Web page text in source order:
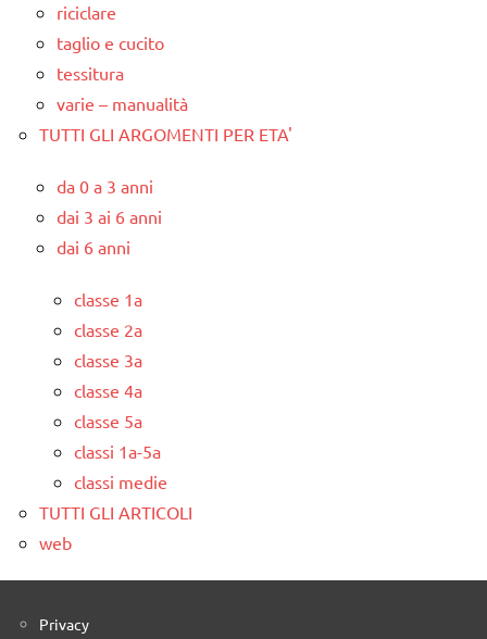
riciclare
taglio e cucito
tessitura
varie – manualità
TUTTI GLI ARGOMENTI PER ETA'
da 0 a 3 anni
dai 3 ai 6 anni
dai 6 anni
classe 1a
classe 2a
classe 3a
classe 4a
classe 5a
classi 1a-5a
classi medie
TUTTI GLI ARTICOLI
web
Privacy